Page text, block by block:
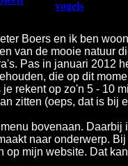
Boers en ik ben
van de mooie natuur
Pas in januari 2012
die op dit
rekent op zo'n 5 - 10
zitten (oeps, dat is bij
bovenaan.
naar onderwerp.
op mijn website. Dat